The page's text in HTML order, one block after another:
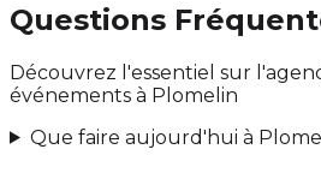
Questions
Découvrez l'essentiel sur
événements à Plomelin
Que faire aujourd'hui à